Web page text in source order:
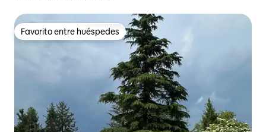
Favorito entre huéspedes
Favorito entre huéspedes